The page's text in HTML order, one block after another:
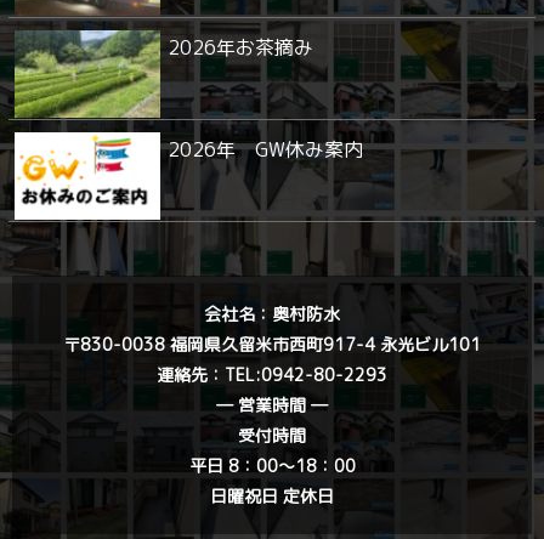
2026年お茶摘み
2026年 GW休み案内
会社名：奥村防水
〒830-0038 福岡県久留米市西町917-4 永光ビル101
連絡先： TEL:0942-80-2293
― 営業時間 ―
受付時間
平日 8：00〜18：00
日曜祝日 定休日